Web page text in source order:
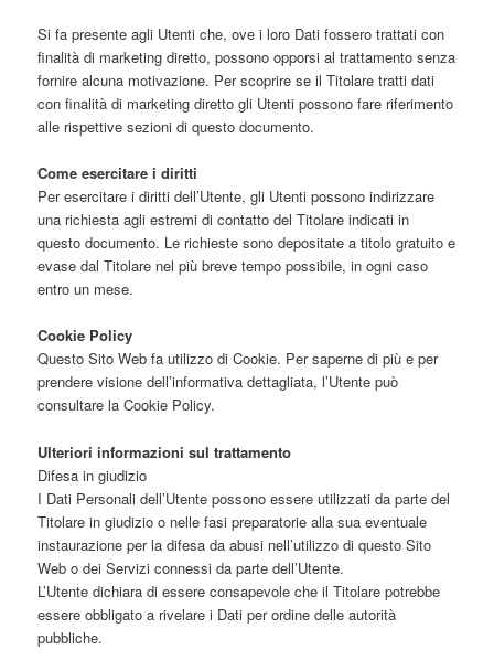
Si fa presente agli Utenti che, ove i loro Dati fossero trattati con
finalità di marketing diretto, possono opporsi al trattamento senza
fornire alcuna motivazione. Per scoprire se il Titolare tratti dati
con finalità di marketing diretto gli Utenti possono fare riferimento
alle rispettive sezioni di questo documento.
Come esercitare i diritti
Per esercitare i diritti dell’Utente, gli Utenti possono indirizzare
una richiesta agli estremi di contatto del Titolare indicati in
questo documento. Le richieste sono depositate a titolo gratuito e
evase dal Titolare nel più breve tempo possibile, in ogni caso
entro un mese.
Cookie Policy
Questo Sito Web fa utilizzo di Cookie. Per saperne di più e per
prendere visione dell’informativa dettagliata, l’Utente può
consultare la Cookie Policy.
Ulteriori informazioni sul trattamento
Difesa in giudizio
I Dati Personali dell’Utente possono essere utilizzati da parte del
Titolare in giudizio o nelle fasi preparatorie alla sua eventuale
instaurazione per la difesa da abusi nell’utilizzo di questo Sito
Web o dei Servizi connessi da parte dell’Utente.
L’Utente dichiara di essere consapevole che il Titolare potrebbe
essere obbligato a rivelare i Dati per ordine delle autorità
pubbliche.